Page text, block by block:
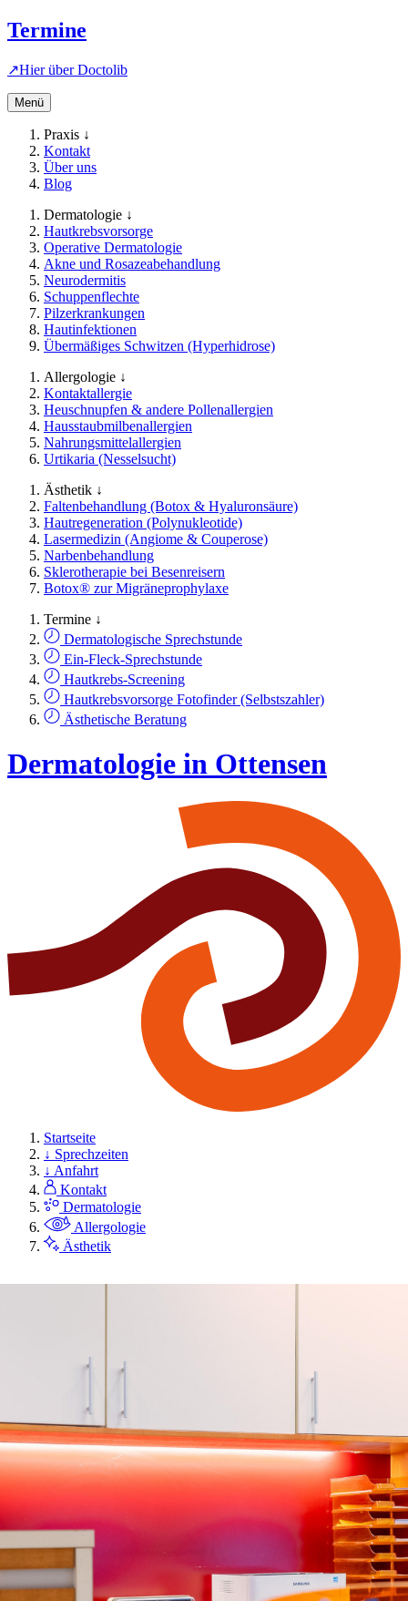
Termine
↗Hier überDoctolib
Menü
Praxis ↓
Kontakt
Über uns
Blog
Dermatologie ↓
Hautkrebsvorsorge
Operative Dermatologie
Akne und Rosazeabehandlung
Neurodermitis
Schuppenflechte
Pilzerkrankungen
Hautinfektionen
Übermäßiges Schwitzen (Hyperhidrose)
Allergologie ↓
Kontaktallergie
Heuschnupfen & andere Pollenallergien
Hausstaubmilbenallergien
Nahrungsmittelallergien
Urtikaria (Nesselsucht)
Ästhetik ↓
Faltenbehandlung (Botox & Hyaluronsäure)
Hautregeneration (Polynukleotide)
Lasermedizin (Angiome & Couperose)
Narbenbehandlung
Sklerotherapie bei Besenreisern
Botox® zur Migräneprophylaxe
Termine ↓
Dermatologische Sprechstunde
Ein-Fleck-Sprechstunde
Hautkrebs-Screening
Hautkrebsvorsorge Fotofinder (Selbstszahler)
Ästhetische Beratung
Dermatologie in Ottensen
Startseite
↓ Sprechzeiten
↓ Anfahrt
Kontakt
Dermatologie
Allergologie
Ästhetik